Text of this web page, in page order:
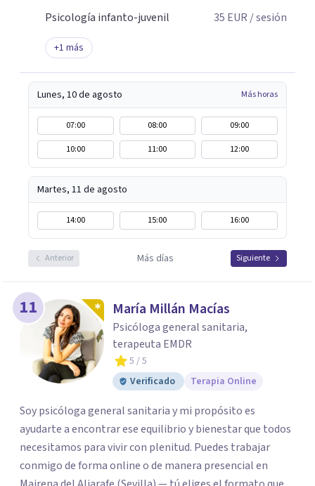
Psicología infanto-juvenil
35 EUR / sesión
+1 más
Lunes, 10 de agosto Más horas
07:00 08:00
09:00
10:00
11:00 12:00
Martes, 11 de agosto
14:00 15:00 16:00
Anterior Más días Siguiente
11 María Millán Macías
Psicóloga general sanitaria,
terapeuta EMDR
5 / 5
Verificado
Terapia Online
Soy psicóloga general sanitaria y mi propósito es
ayudarte a encontrar ese equilibrio y bienestar que todos
necesitamos para vivir con plenitud. Puedes trabajar
conmigo de forma online o de manera presencial en